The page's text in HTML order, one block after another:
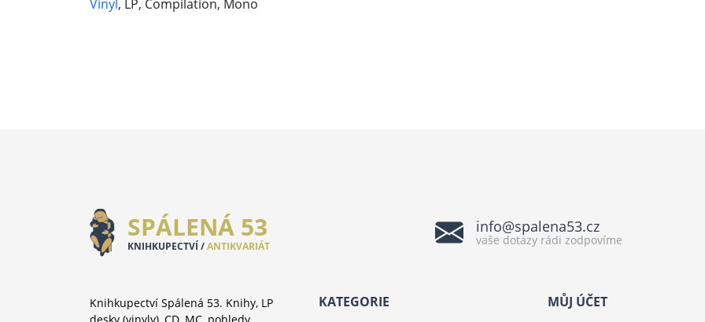
Vinyl, LP, Compilation, Mono
SPÁLENÁ 53
KNIHKUPECTVÍ /ANTIKVARIÁT
info@spalena53.cz
vaše dotazy rádi zodpovíme
Knihkupectví Spálená 53. Knihy, LP
KATEGORIE MŮJ ÚČET